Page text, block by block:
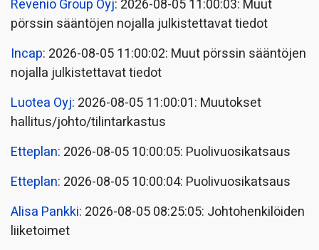
Revenio Group Oyj: 2026-08-05 11:00:03: Muut
pörssin sääntöjen nojalla julkistettavat tiedot
Incap: 2026-08-05 11:00:02: Muut pörssin sääntöjen
nojalla julkistettavat tiedot
Luotea Oyj: 2026-08-05 11:00:01: Muutokset
hallitus/johto/tilintarkastus
Etteplan: 2026-08-05 10:00:05: Puolivuosikatsaus
Etteplan: 2026-08-05 10:00:04: Puolivuosikatsaus
Alisa Pankki: 2026-08-05 08:25:05: Johtohenkilöiden
liiketoimet